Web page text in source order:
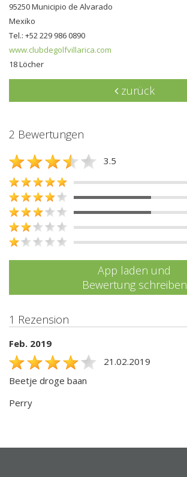
95250 Municipio de Alvarado
Mexiko
Tel.: +52 229 986 0890
www.clubdegolfvillarica.com
18 Löcher
zurück
2 Bewertungen
3.5
App laden und
Bewertung schreiben
1 Rezension
Feb. 2019
21.02.2019
Beetje droge baan
Perry